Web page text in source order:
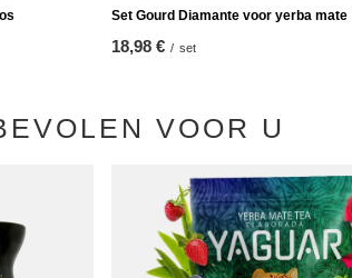
Set Gourd Diamante voor yerba mate
18,98 € / set
VOOR U